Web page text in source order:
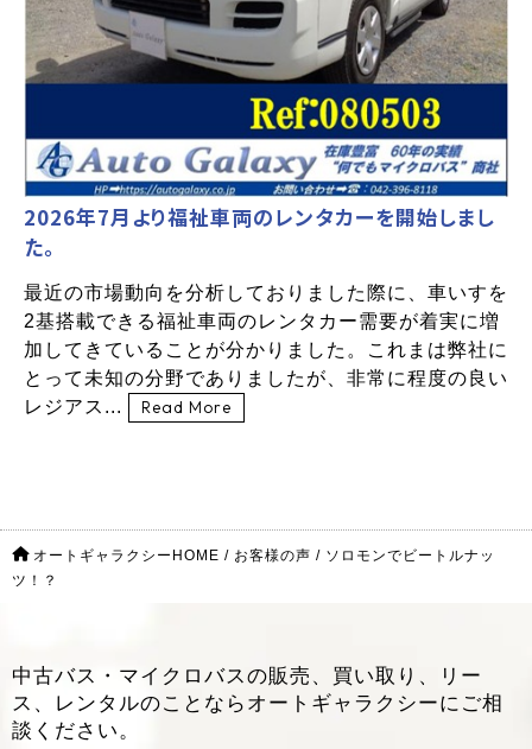
2026年7月より福祉車両のレンタカーを開始しまし
た。
最近の市場動向を分析しておりました際に、車いすを
2基搭載できる福祉車両のレンタカー需要が着実に増
加してきていることが分かりました。これまは弊社に
とって未知の分野でありましたが、非常に程度の良い
レジアス...
Read More
オートギャラクシーHOME / お客様の声 / ソロモンでビートルナッ
ツ！？
中古バス・マイクロバスの販売、買い取り、リー
ス、レンタルのことなら オートギャラクシーにご相
談ください。